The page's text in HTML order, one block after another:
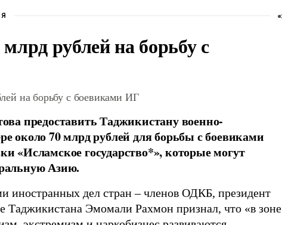
рублей на борьбу с
на борьбу с боевиками ИГ
предоставить Таджикистану военно-
около 70 млрд рублей для борьбы с боевиками
«Исламское государство*», которые могут
Азию.
иностранных дел стран – членов ОДКБ, президент
Таджикистана Эмомали Рахмон признал, что «в зоне